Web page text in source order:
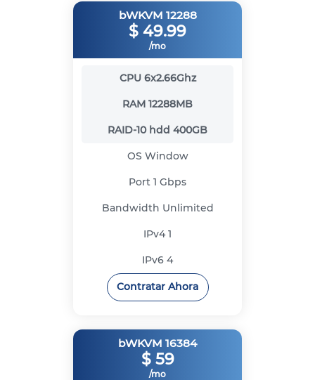
bWKVM 12288
$ 49.99
/mo
CPU 6x2.66Ghz
RAM 12288MB
RAID-10 hdd 400GB
OS Window
Port 1 Gbps
Bandwidth Unlimited
IPv41
IPv6 4
Contratar Ahora
bWKVM 16384
$ 59
/mo